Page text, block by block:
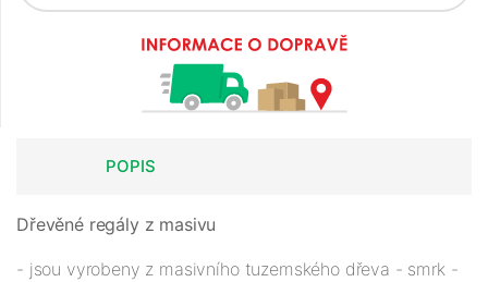
POPIS
Dřevěné regály z masivu
- jsou vyrobeny z masivního tuzemského dřeva - smrk -